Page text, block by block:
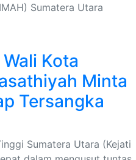
Sumatera Utara
Kota
Minta
Tersangka
Sumatera Utara (Kejati